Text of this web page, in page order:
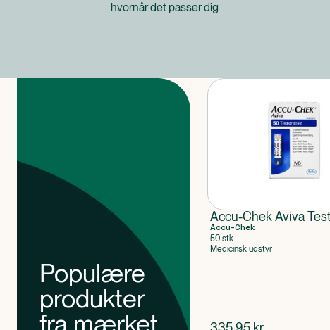
hvornår det passer dig
Populære
produkter
Accu-Chek Aviva
Accu-Chek
50 stk
Medicinsk udstyr
$nuværende pris